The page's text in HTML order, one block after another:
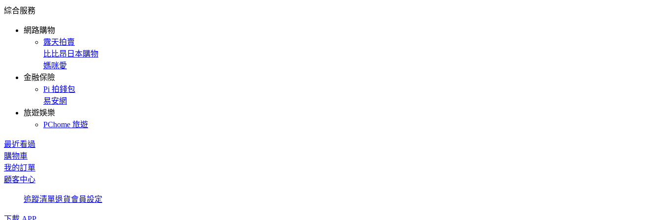
綜合服務
網路購物
露天拍賣
比比昂日本購物
媽咪愛
金融保險
Pi 拍錢包
易安網
旅遊娛樂
PChome 旅遊
最近看過
購物車
我的訂單
顧客中心
追蹤清單退貨會員設定